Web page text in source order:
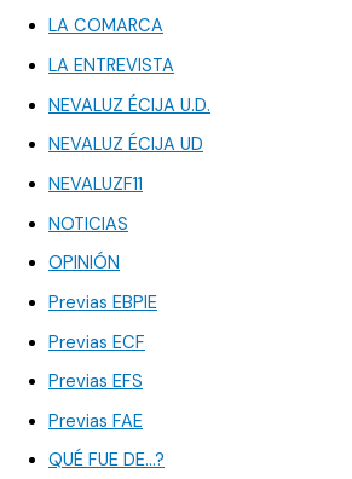
LA COMARCA
LA ENTREVISTA
NEVALUZ ÉCIJA U.D.
NEVALUZ ÉCIJA UD
NEVALUZF11
NOTICIAS
OPINIÓN
Previas EBPIE
Previas ECF
Previas EFS
Previas FAE
QUÉ FUE DE…?